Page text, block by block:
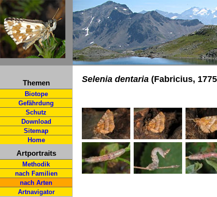
Themen
Biotope
Gefährdung
Schutz
Download
Sitemap
Home
Artportraits
Methodik
nach Familien
nach Arten
Artnavigator
Selenia dentaria (Fabricius,